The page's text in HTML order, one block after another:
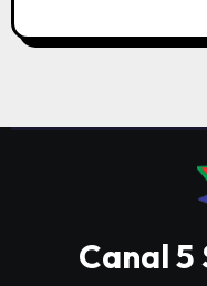
Canal 5